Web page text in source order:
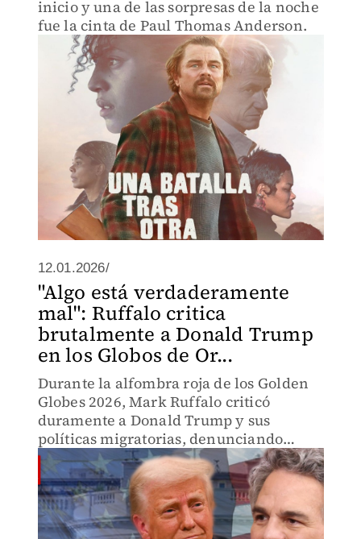
inicio y una de las sorpresas de la noche
fue la cinta de Paul Thomas Anderson.
12.01.2026/
"Algo está verdaderamente
mal": Ruffalo critica
brutalmente a Donald Trump
en los Globos de Or...
Durante la alfombra roja de los Golden
Globes 2026, Mark Ruffalo criticó
duramente a Donald Trump y sus
políticas migratorias, denunciando
violencia, miedo y crisis social en EU.